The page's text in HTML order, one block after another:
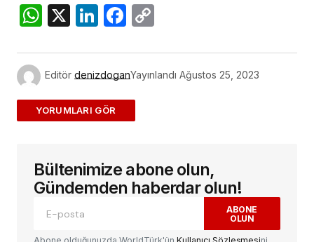
WhatsApp
X LinkedIn
Facebook
Editör denizdoganYayınlandı Ağustos 25, 2023
ADD A COMMENT
E-posta adresiniz yayınlanmayacak.
alanlar*ile işaretlenmişlerdir
Yorum
Bültenimize abone olun,
Gündemden haberdar olun!
ABONE
OLUN